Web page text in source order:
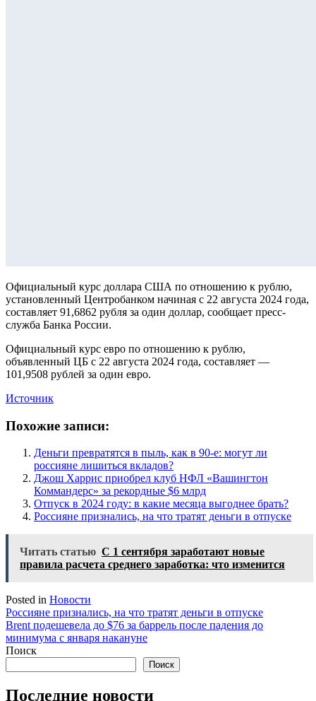
Официальный курс доллара США по отношению к рублю,
установленный Центробанком начиная с 22 августа 2024 года,
составляет 91,6862 рубля за один доллар, сообщает пресс-
служба Банка России.
Официальный курс евро по отношению к рублю,
объявленный ЦБ с 22 августа 2024 года, составляет —
101,9508 рублей за один евро.
Источник
Похожие записи:
Деньги превратятся в пыль, как в 90-е: могут ли
россияне лишиться вкладов?
Джош Харрис приобрел клуб НФЛ «Вашингтон
Коммандерс» за рекордные $6 млрд
Отпуск в 2024 году: в какие месяца выгоднее брать?
Россияне признались, на что тратят деньги в отпуске
Читать статью С 1 сентября заработают новые
правила расчета среднего заработка: что изменится
Posted in Новости
Навигация
по
записям
Россияне признались, на что тратят деньги в отпуске
Brent подешевела до $76 за баррель после падения до
минимума с января накануне
Поиск
Поиск
Последние новости